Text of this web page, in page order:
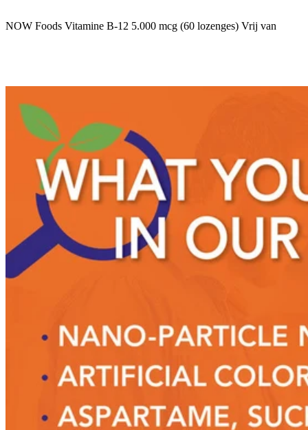
NOW Foods Vitamine B-12 5.000 mcg (60 lozenges) Vrij van